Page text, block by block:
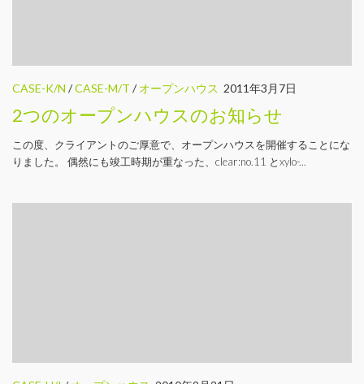
CASE-K/N /CASE-M/T /オープンハウス 2011年3月7日
2つのオープンハウスのお知らせ
この度、クライアントのご厚意で、オープンハウスを開催することにな
りました。 偶然にも竣工時期が重なった、clear:no.11 とxylo-...